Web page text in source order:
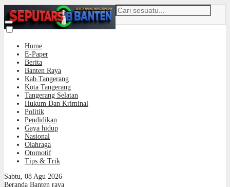
Home
E-Paper
Berita
Banten Raya
Kab.Tangerang
Kota Tangerang
Tangerang Selatan
Hukum Dan Kriminal
Politik
Pendidikan
Gaya hidup
Nasional
Olahraga
Otomotif
Tips & Trik
Sabtu, 08 Agu 2026
Beranda Banten raya